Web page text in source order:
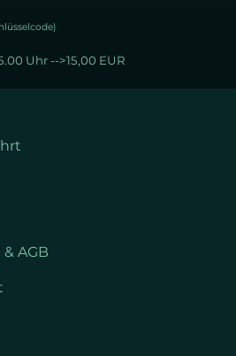
Uhr -->15,00 EUR
AGB